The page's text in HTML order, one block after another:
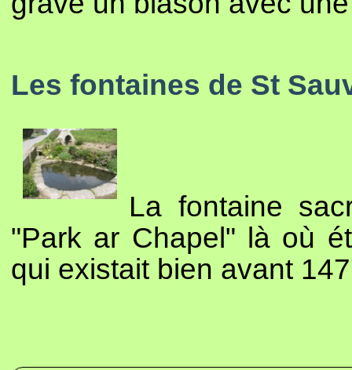
Les fontaines de St
La fontaine
"Park ar Chapel" là où
qui existait bien avant